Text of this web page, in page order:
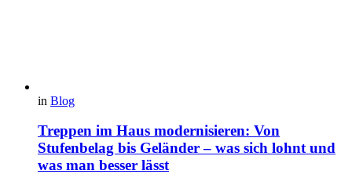
in Blog
Treppen im Haus modernisieren: Von
Stufenbelag bis Geländer – was sich lohnt und
was man besser lässt